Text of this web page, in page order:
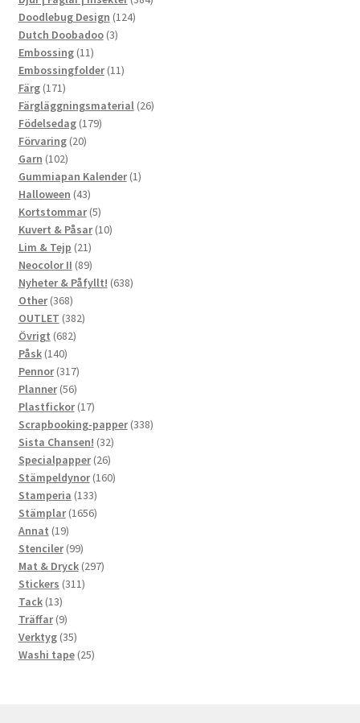
Doodlebug Design 124124
Dutch Doobadoo 33
Embossing 1111
produkter
Embossingfolder 1111
Färg 171171
produkter
Färgläggningsmaterial 2626
Födelsedag 179179
Förvaring 2020
Garn 102102
produkter
Gummiapan Kalender 11
Halloween 4343
produkter
Kortstommar 55
produkter
Kuvert & Påsar 1010
Lim & Tejp 2121
produkter
Neocolor II 8989
produkter
Nyheter & Påfyllt! 638638
Other 368368
produkter
OUTLET 382382
Övrigt 682682
Påsk 140140
produkter
Pennor 317317
produkter
Planner 5656
produkter
Plastfickor 1717
produkter
Scrapbooking-papper 338338
Sista Chansen! 3232
produkter
Specialpapper 2626
produkter
Stämpeldynor 160160
Stamperia 133133
produkter
Stämplar 16561656
Annat 1919
produkter
Stenciler 9999
produkter
Mat & Dryck 297297
Stickers 311311
Tack 1313
produkter
Träffar 99
produkter
Verktyg 3535
produkter
Washi tape 2525